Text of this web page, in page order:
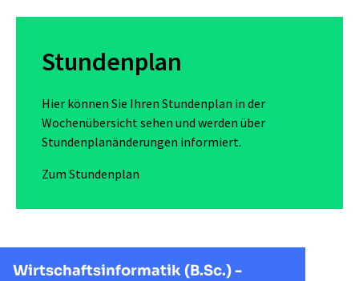
Stundenplan
Hier können Sie Ihren Stundenplan in der
Wochenübersicht sehen und werden über
Stundenplanänderungen informiert.
Zum Stundenplan
Wirtschaftsinformatik (B.Sc.) -